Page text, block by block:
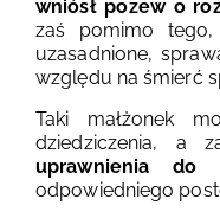
wniósł pozew o
zaś pomimo
uzasadnione,
względu na śmierć
Taki małżonek
dziedziczenia, a
uprawnienia do
odpowiedniego